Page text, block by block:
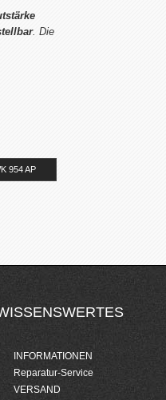
. Die
954 AP
INFORMATIONEN
Reparatur-Service
VERSAND